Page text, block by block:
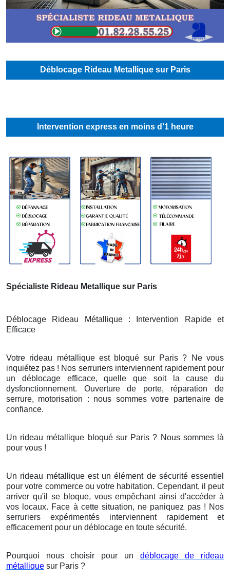
Déblocage Rideau Metallique sur Paris
Intervention express en moins d'1 heure
Spécialiste Rideau Metallique sur Paris
Déblocage Rideau Métallique : Intervention Rapide et
Efficace
Votre rideau métallique est bloqué sur Paris ? Ne vous
inquiétez pas ! Nos serruriers interviennent rapidement pour
un déblocage efficace, quelle que soit la cause du
dysfonctionnement. Ouverture de porte, réparation de
serrure, motorisation : nous sommes votre partenaire de
confiance.
Un rideau métallique bloqué sur Paris ? Nous sommes là
pour vous !
Un rideau métallique est un élément de sécurité essentiel
pour votre commerce ou votre habitation. Cependant, il peut
arriver qu'il se bloque, vous empêchant ainsi d'accéder à
vos locaux. Face à cette situation, ne paniquez pas ! Nos
serruriers expérimentés interviennent rapidement et
efficacement pour un déblocage en toute sécurité.
Pourquoi nous choisir pour un déblocage de rideau
métallique sur Paris ?